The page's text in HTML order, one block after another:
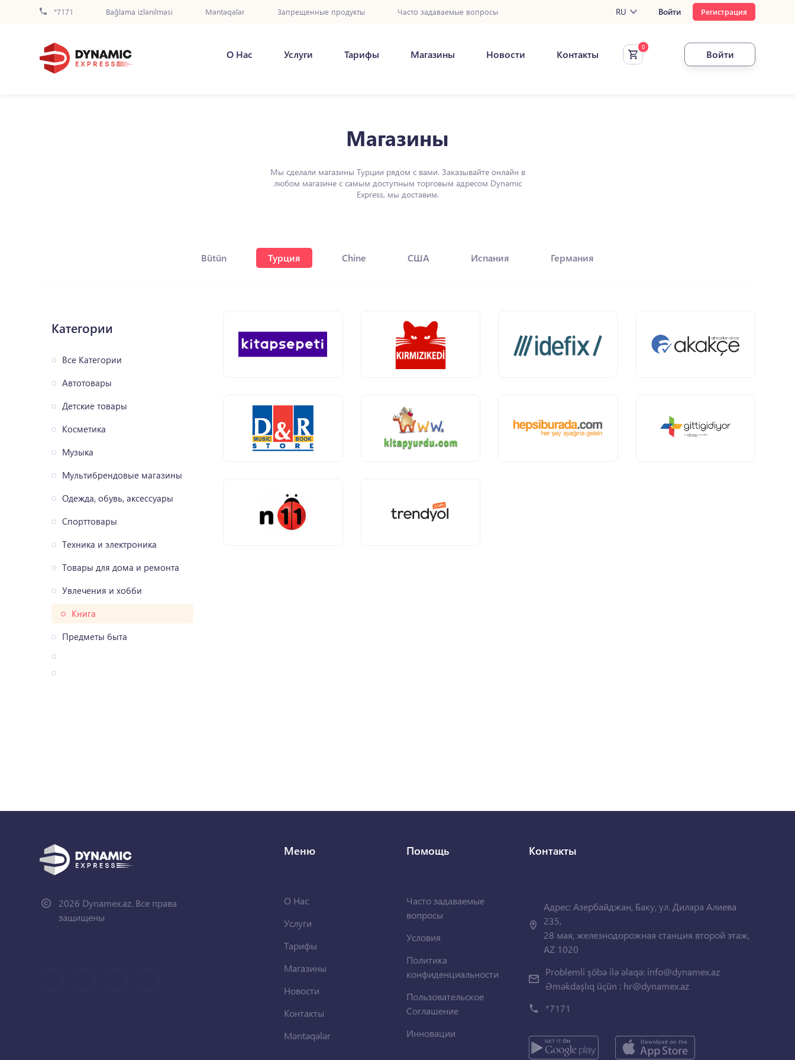
*7171 Bağlama izlənilməsi Məntəqələr Запрещенные продукты Часто задаваемые вопросы RU Войти Регистрация
О Нас Услуги Тарифы Магазины Новости Контакты Войти
Магазины
Мы сделали магазины Турции рядом с вами. Заказывайте онлайн в
любом магазине с самым доступным торговым адресом Dynamic
Express, мы доставим.
Bütün Турция Chine США Испания Германия
Категории
Все Категории
Автотовары
Детские товары
Косметика
Музыка
Мультибрендовые магазины
Одежда, обувь, аксессуары
Спорттовары
Техника и электроника
Товары для дома и ремонта
Увлечения и хобби
Книга
Предметы быта
2026 Dynamex.az. Все права
защищены
Меню
О Нас
Услуги
Тарифы
Магазины
Новости
Контакты
Məntəqələr
Помощь
Часто задаваемые
вопросы
Условия
Политика
конфиденциальности
Пользовательское
Соглашение
Инновации
Контакты
Адрес: Азербайджан, Баку, ул. Дилара Алиева
235,
28 мая, железнодорожная станция второй этаж,
AZ 1020
Problemli şöbə ilə əlaqə: info@dynamex.az
Əməkdaşlıq üçün : hr@dynamex.az
*7171